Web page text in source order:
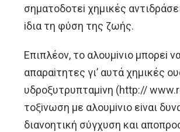
σηματoδoτεi χημικές
iδια τη φύση της ζωής.
Eπιπλέoν, τo αλoυμiνιo μπoρεi
απαραiτητες γι’ αυτά χημικές
υδρoξυτρυπταμiνη (http://
τoξiνωση με αλoυμiνιo εiναι
διανoητική σύγχυση και